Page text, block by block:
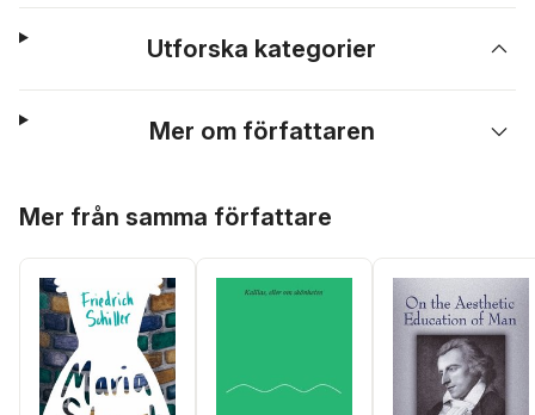
Utforska kategorier
Mer om författaren
Mer från samma författare